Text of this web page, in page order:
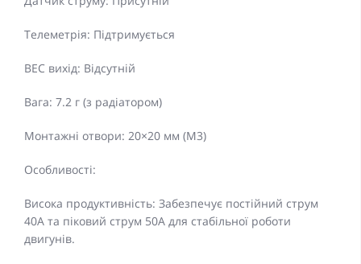
Телеметрія: Підтримується
BEC вихід: Відсутній
Вага: 7.2 г (з радіатором)
Монтажні отвори: 20×20 мм (M3)
Особливості:
Висока продуктивність: Забезпечує постійний струм
40A та піковий струм 50A для стабільної роботи
двигунів.